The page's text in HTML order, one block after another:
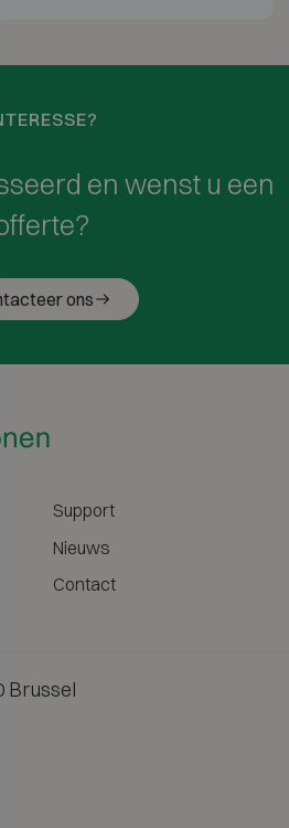
en wenst u een
ons
Support
Nieuws
Contact
Brussel